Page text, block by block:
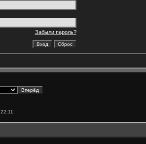
Забыли пароль?
22:11